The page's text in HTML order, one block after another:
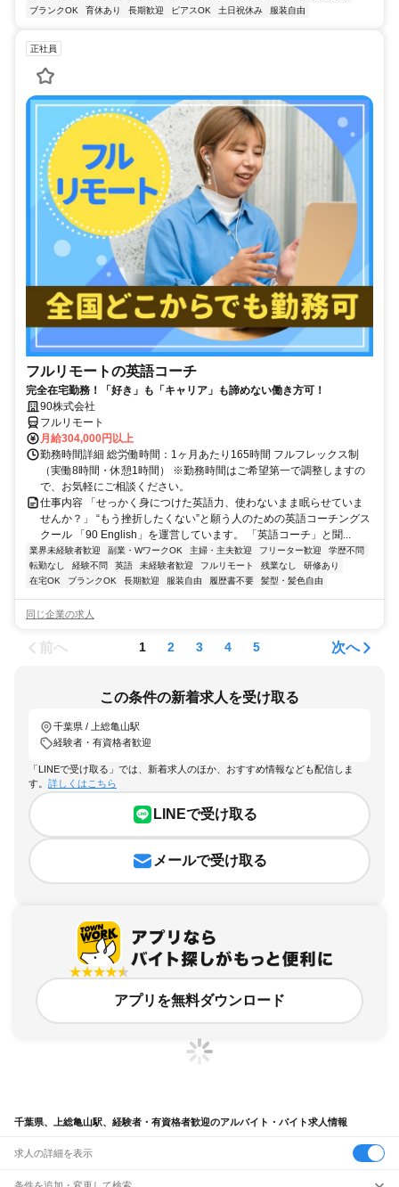
ブランクOK
育休あり 長期歓迎 ピアスOK 土日祝休み 服装自由
正社員
フルリモートの英語コーチ
完全在宅勤務！「好き」も「キャリア」も諦めない働き方可！
90株式会社
フルリモート
月給304,000円以上
勤務時間詳細 総労働時間：1ヶ月あたり165時間 フルフレックス制
（実働8時間・休憩1時間） ※勤務時間はご希望第一で調整しますの
で、お気軽にご相談ください。
仕事内容 「せっかく身につけた英語力、使わないまま眠らせていま
せんか？」 “もう挫折したくない”と願う人のための英語コーチングス
クール 「90 English」を運営しています。 「英語コーチ」と聞...
業界未経験者歓迎 副業・WワークOK 主婦・主夫歓迎 フリーター歓迎
学歴不問
転勤なし
経験不問 英語 未経験者歓迎 フルリモート 残業なし
研修あり
在宅OK
ブランクOK 長期歓迎 服装自由 履歴書不要 髪型・髪色自由
同じ企業の求人
前へ 1 2 3 4 5 次へ
この条件の新着求人を受け取る
千葉県 / 上総亀山駅
経験者・有資格者歓迎
「LINEで受け取る」では、新着求人のほか、おすすめ情報なども配信しま
す。 詳しくはこちら
LINEで受け取る
メールで受け取る
アプリを無料ダウンロード
千葉県、上総亀山駅、経験者・有資格者歓迎のアルバイト・バイト求人情報
求人の詳細を表示